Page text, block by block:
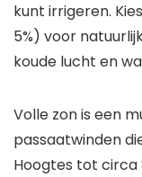
kunt irrigeren.
5%) voor
koude lucht en
Volle zon is een
passaatwinden
Hoogtes tot circa